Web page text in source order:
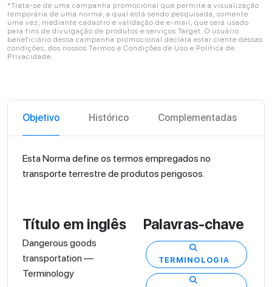
*Trata-se de uma campanha promocional que permite a visualização
temporária de uma norma, a qual está sendo pesquisada, somente
uma vez, mediante cadastro e validação de e-mail, que será usado
para fins de divulgação de produtos e serviços Target. O usuário
beneficiário dessa campanha promocional declara estar ciente dessas
condições, dos nossos Termos e Condições de Uso e Política de
Privacidade.
Objetivo Histórico Complementadas
Esta Norma define os termos empregados no
transporte terrestre de produtos perigosos.
Título em inglês
Dangerous goods
transportation —
Terminology
Palavras-chave
TERMINOLOGIA